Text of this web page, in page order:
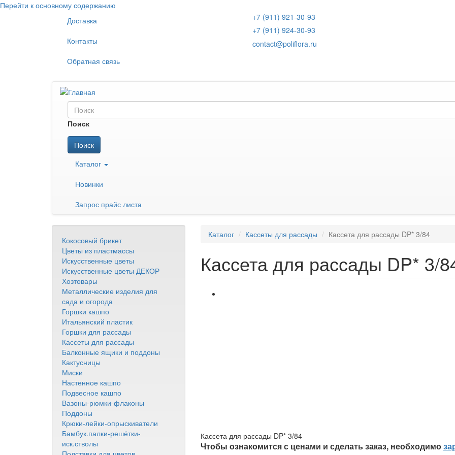
Перейти к основному содержанию
Доставка
Контакты
Обратная связь
+7 (911) 921-30-93
+7 (911) 924-30-93
contact@poliflora.ru
Поиск
Поиск
Каталог
Новинки
Запрос прайс листа
Кокосовый брикет
Цветы из пластмассы
Искусственные цветы
Искусственные цветы ДЕКОР
Хозтовары
Металлические изделия для
сада и огорода
Горшки кашпо
Итальянский пластик
Горшки для рассады
Кассеты для рассады
Балконные ящики и поддоны
Кактусницы
Миски
Настенное кашпо
Подвесное кашпо
Вазоны-рюмки-флаконы
Поддоны
Крюки-лейки-опрыскиватели
Бамбук.палки-решётки-
иск.стволы
Каталог Кассеты для рассады Кассета для рассады DP* 3/84
Кассета для рассады DP* 3/
Кассета для рассады DP* 3/84
Чтобы ознакомится с ценами и сделать заказ, необходимо